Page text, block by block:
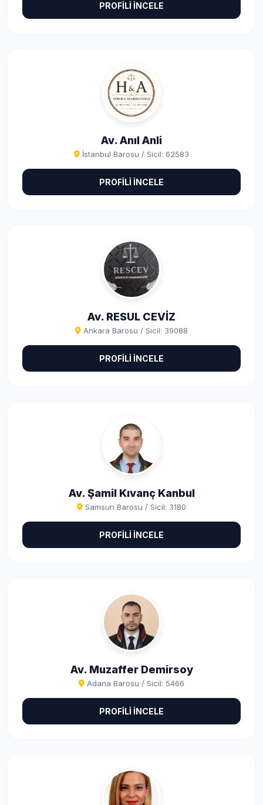
PROFİLİ İNCELE
Av. Anıl Anli
İstanbul Barosu / Sicil: 62583
PROFİLİ İNCELE
Av. RESUL CEVİZ
Ankara Barosu / Sicil: 39088
PROFİLİ İNCELE
Av. Şamil Kıvanç Kanbul
Samsun Barosu / Sicil: 3180
PROFİLİ İNCELE
Av. Muzaffer Demirsoy
Adana Barosu / Sicil: 5466
PROFİLİ İNCELE